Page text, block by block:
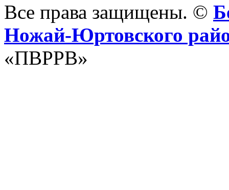
Все права защищены. ©
Ножай-Юртовского
«ПВРРВ»